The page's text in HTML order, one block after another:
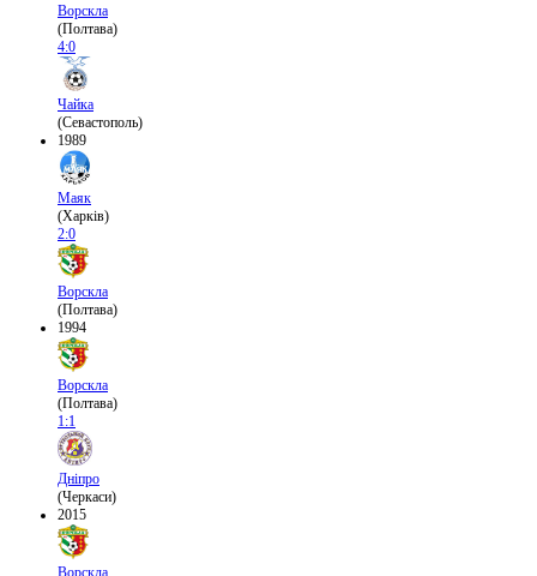
Ворскла
(Полтава)
4:0
Чайка
(Севастополь)
1989
Маяк
(Харків)
2:0
Ворскла
(Полтава)
1994
Ворскла
(Полтава)
1:1
Дніпро
(Черкаси)
2015
Ворскла